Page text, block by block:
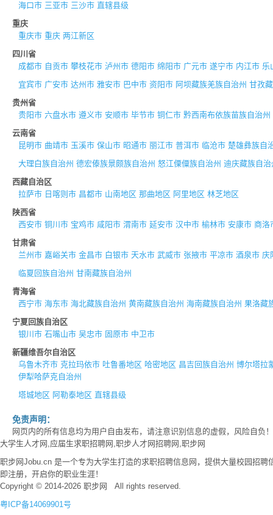
海口市 三亚市 三沙市 直辖县级
重庆
重庆市 重庆 两江新区
四川省
成都市 自贡市 攀枝花市 泸州市 德阳市 绵阳市 广元市 遂宁市 内江市 乐
宜宾市 广安市 达州市 雅安市 巴中市 资阳市 阿坝藏族羌族自治州 甘孜
贵州省
贵阳市 六盘水市 遵义市 安顺市 毕节市 铜仁市 黔西南布依族苗族自治州
云南省
昆明市 曲靖市 玉溪市 保山市 昭通市 丽江市 普洱市 临沧市 楚雄彝族自
大理白族自治州 德宏傣族景颇族自治州 怒江傈僳族自治州 迪庆藏族自治
西藏自治区
拉萨市 日喀则市 昌都市 山南地区 那曲地区 阿里地区 林芝地区
陕西省
西安市 铜川市 宝鸡市 咸阳市 渭南市 延安市 汉中市 榆林市 安康市 商洛
甘肃省
兰州市 嘉峪关市 金昌市 白银市 天水市 武威市 张掖市 平凉市 酒泉市 庆
临夏回族自治州 甘南藏族自治州
青海省
西宁市 海东市 海北藏族自治州 黄南藏族自治州 海南藏族自治州 果洛藏
宁夏回族自治区
银川市 石嘴山市 吴忠市 固原市 中卫市
新疆维吾尔自治区
乌鲁木齐市 克拉玛依市 吐鲁番地区 哈密地区 昌吉回族自治州 博尔塔拉
伊犁哈萨克自治州
塔城地区 阿勒泰地区 直辖县级
免责声明：
网页内的所有信息均为用户自由发布，请注意识别信息的虚假，风险自
大学生人才网,应届生求职招聘网,职步人才网招聘网,职步网
职步网Jobu.cn 是一个专为大学生打造的求职招聘信息网，提供大量校园招
即注册，开启你的职业生涯！
Copyright © 2014-2026 职步网 All rights reserved.
粤ICP备14069901号